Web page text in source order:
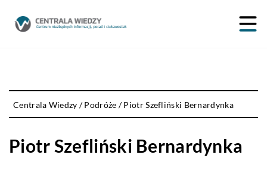
Centrala Wiedzy /Podróże /Piotr Szefliński Bernardynka
Piotr Szefliński Bernardynka